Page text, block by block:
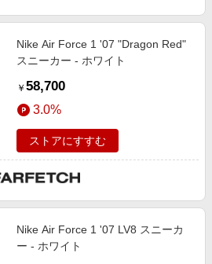
Nike Air Force 1 '07 "Dragon Red"
スニーカー - ホワイト
￥ 58,700
3.0%
ストアにすすむ
Nike Air Force 1 '07 LV8 スニーカ
ー - ホワイト